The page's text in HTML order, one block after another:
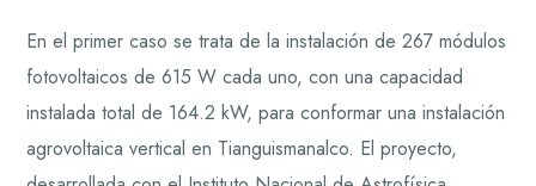
En el primer caso se trata de la instalación de 267 módulos
fotovoltaicos de 615 W cada uno, con una capacidad
instalada total de 164.2 kW, para conformar una instalación
agrovoltaica vertical en Tianguismanalco. El proyecto,